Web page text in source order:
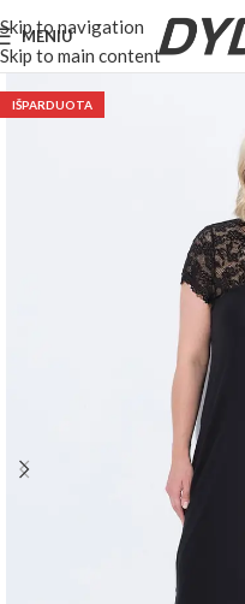
Skip to navigation
Skip to main content
MENIU
IŠPARDUOTA